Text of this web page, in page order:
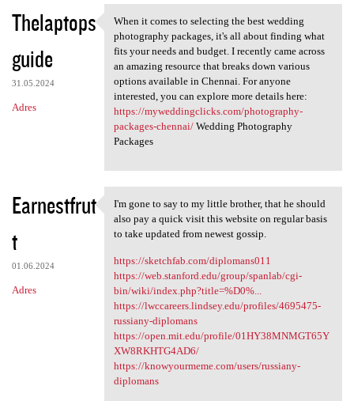
K
o
m
e
n
z
e
Thelaptops
guide
31.05.2024
Adres
When it comes to selecting
When it comes to selecting the best wedding
photography packages, it's all about finding what
fits your needs and budget. I recently came across
an amazing resource that breaks down various
options available in Chennai. For anyone
interested, you can explore more details here:
https://myweddingclicks.com/photography-
packages-chennai/Wedding Photography
Packages
Earnestfrut
t
01.06.2024
Adres
I'm gone to say to my little
I'm gone to say to my little brother, that he should
also pay a quick visit this website on regular basis
to take updated from newest gossip.
https://sketchfab.com/diplomans011
https://web.stanford.edu/group/spanlab/cgi-
bin/wiki/index.php?title=%D0%...
https://lwccareers.lindsey.edu/profiles/4695475-
russiany-diplomans
https://open.mit.edu/profile/01HY38MNMGT65Y
XW8RKHTG4AD6/
https://knowyourmeme.com/users/russiany-
diplomans